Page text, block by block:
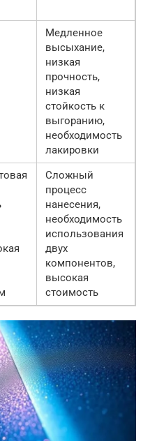
Медленное
высыхание,
низкая
прочность,
низкая
стойкость к
выгоранию,
необходимость
лакировки
Сложный
процесс
нанесения,
необходимость
использования
двух
компонентов,
высокая
стоимость